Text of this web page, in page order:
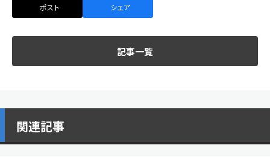
ポスト シェア
記事一覧
関連記事